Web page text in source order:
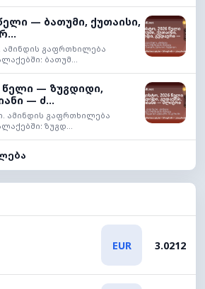
— ბათუმი, ქუთაისი,
ამინდის გაფრთხილება
ბათუმ...
წელი — ზუგდიდი,
— ძ...
ამინდის გაფრთხილება
ზუგდ...
EUR 3.0212